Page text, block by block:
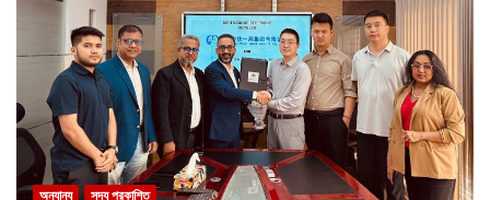
অন্যান্য সদ্য প্রকাশিত